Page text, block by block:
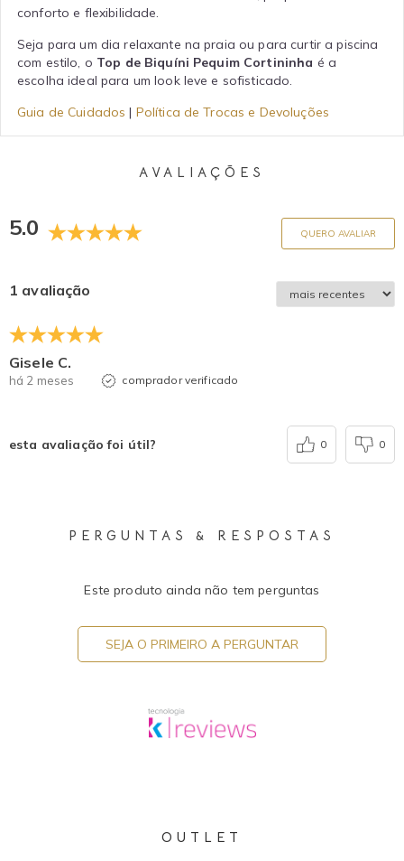
conforto e flexibilidade.
Seja para um dia relaxante na praia ou para curtir a piscina
com estilo, o Top de Biquíni Pequim Cortininha é a
escolha ideal para um look leve e sofisticado.
Guia de Cuidados | Política de Trocas e Devoluções
AVALIAÇÕES
5.0 QUERO AVALIAR
1 avaliação
Gisele C.
há 2 meses comprador verificado
esta avaliação foi útil? 0 0
PERGUNTAS & RESPOSTAS
Este produto ainda não tem perguntas
SEJA O PRIMEIRO A PERGUNTAR
OUTLET